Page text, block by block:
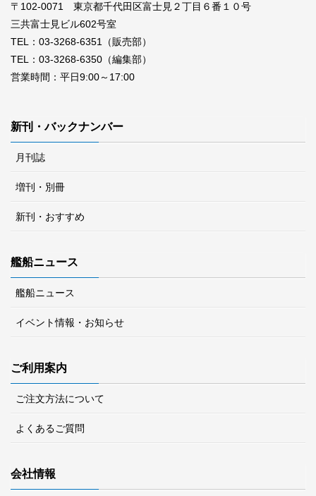
〒102-0071 東京都千代田区富士見２丁目６番１０号
三共富士見ビル602号室
TEL：03-3268-6351（販売部）
TEL：03-3268-6350（編集部）
営業時間：平日9:00～17:00
新刊・バックナンバー
月刊誌
増刊・別冊
新刊・おすすめ
艦船ニュース
艦船ニュース
イベント情報・お知らせ
ご利用案内
ご注文方法について
よくあるご質問
会社情報